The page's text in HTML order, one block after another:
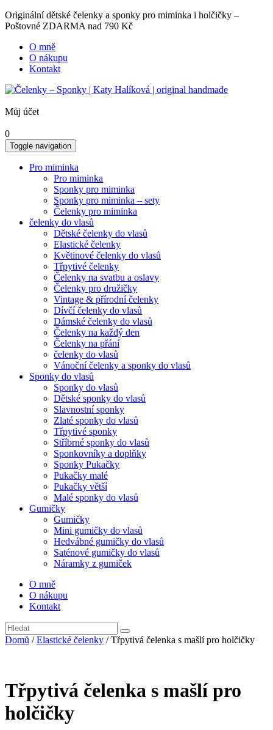
Originální dětské čelenky a sponky pro miminka i holčičky –
Poštovné ZDARMA nad 790 Kč
O mně
O nákupu
Kontakt
Můj účet
0
Toggle navigation
Pro miminka
Pro miminka
Sponky pro miminka
Sponky pro miminka – sety
Čelenky pro miminka
čelenky do vlasů
Dětské čelenky do vlasů
Elastické čelenky
Květinové čelenky do vlasů
Třpytivé čelenky
Čelenky na svatbu a oslavy
Čelenky pro družičky
Vintage & přírodní čelenky
Dívčí čelenky do vlasů
Dámské čelenky do vlasů
Čelenky na každý den
Čelenky na přání
čelenky do vlasů
Vánoční čelenky a sponky do vlasů
Sponky do vlasů
Sponky do vlasů
Dětské sponky do vlasů
Slavnostní sponky
Zlaté sponky do vlasů
Třpytivé sponky
Stříbrné sponky do vlasů
Sponkovníky a doplňky
Sponky Pukačky
Pukačky malé
Pukačky větší
Malé sponky do vlasů
Gumičky
Gumičky
Mini gumičky do vlasů
Hedvábné gumičky do vlasů
Saténové gumičky do vlasů
Náramky z gumiček
O mně
O nákupu
Kontakt
Domů /Elastické čelenky / Třpytivá čelenka s mašlí pro holčičky
Třpytivá čelenka s mašlí pro
holčičky